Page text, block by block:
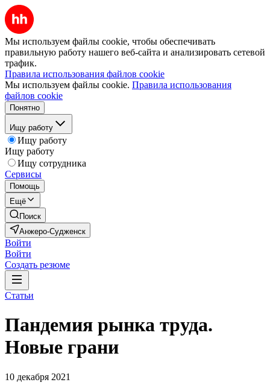
Мы используем файлы cookie, чтобы обеспечивать
правильную работу нашего веб-сайта и анализировать сетевой
трафик.
Правила использования файлов cookie
Мы используем файлы cookie. Правила использования
файлов cookie
Понятно
Ищу работу
Ищу работу
Ищу работу
Ищу сотрудника
Сервисы
Помощь
Ещё
Поиск
Анжеро-Судженск
Войти
Войти
Создать резюме
Статьи
Пандемия рынка труда.
Новые грани
10 декабря 2021